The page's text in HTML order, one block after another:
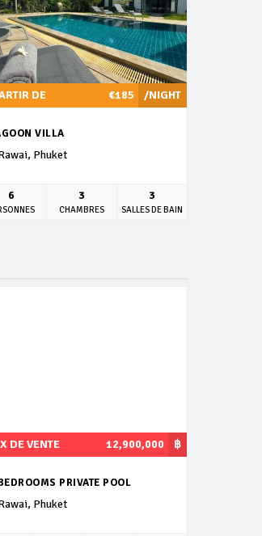
/NIGHT
DE €185
VILLA
Phuket
6 3
CHAMBRES
3
SALLES DE BAIN
฿
DE VENTE 12,900,000
PRIVATE POOL
Phuket